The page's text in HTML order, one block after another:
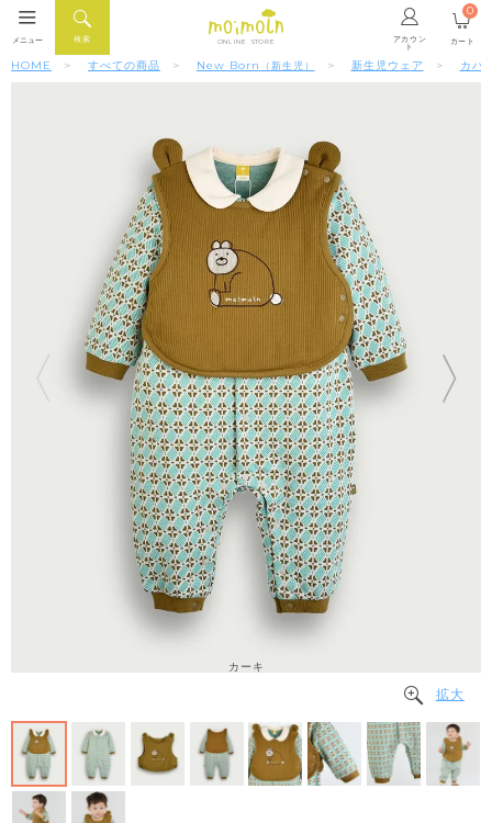
ONLINE STORE アカウン
ト
検索
メニュー カート
0
HOME すべての商品 New Born （新生児） 新生児ウェア カバ
カーキ
拡大